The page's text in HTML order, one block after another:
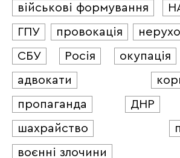
військові формування
ГПУ
провокація
СБУ
Росія окупація
адвокати
пропаганда
ДНР
шахрайство
воєнні злочини